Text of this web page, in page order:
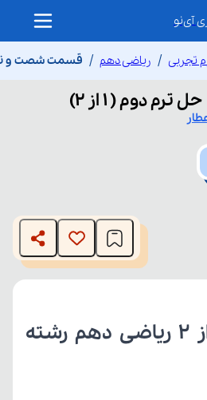
آی‌نو
تجربی ریاضی دهم قسمت شصت و نهم
حل ترم دوم ( ۱ از ۲)
The media could not be loaded,
or network failed or because the